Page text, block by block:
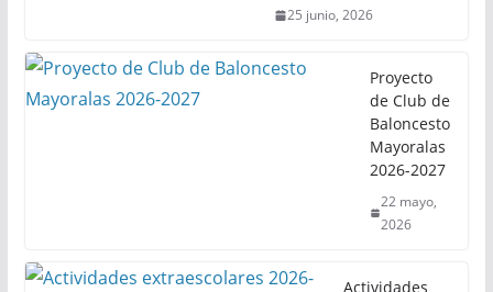
25 junio, 2026
Proyecto
de Club de
Baloncesto
Mayoralas
2026-2027
22 mayo,
2026
Actividades